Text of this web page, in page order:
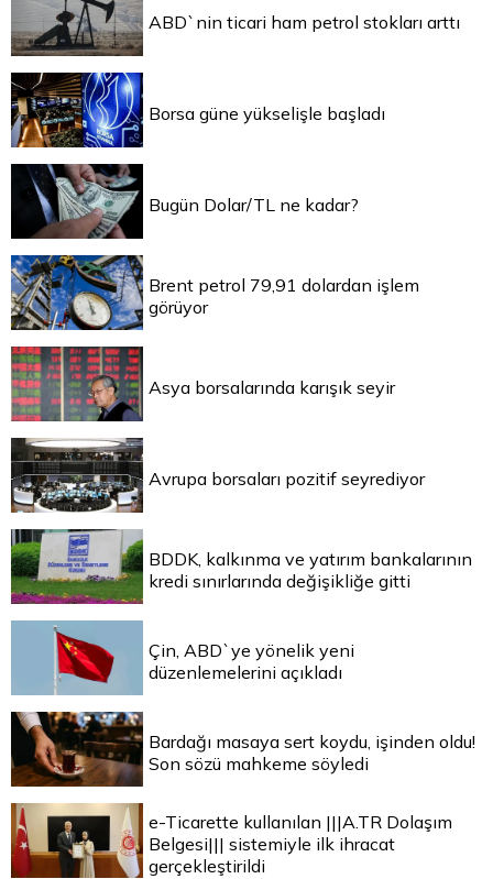
ABD`nin ticari ham petrol stokları arttı
Borsa güne yükselişle başladı
Bugün Dolar/TL ne kadar?
Brent petrol 79,91 dolardan işlem
görüyor
Asya borsalarında karışık seyir
Avrupa borsaları pozitif seyrediyor
BDDK, kalkınma ve yatırım bankalarının
kredi sınırlarında değişikliğe gitti
Çin, ABD`ye yönelik yeni
düzenlemelerini açıkladı
Bardağı masaya sert koydu, işinden oldu!
Son sözü mahkeme söyledi
e-Ticarette kullanılan |||A.TR Dolaşım
Belgesi||| sistemiyle ilk ihracat
gerçekleştirildi